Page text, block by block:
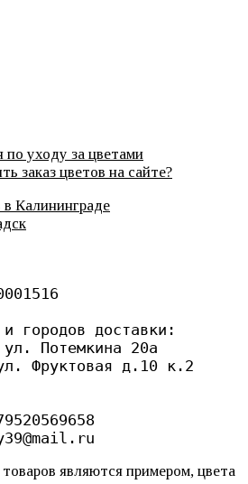
по уходу за цветами
заказ цветов на сайте?
Калининграде
городов доставки:
Потемкина 20а
Фруктовая д.10 к.2
являются примером, цвета